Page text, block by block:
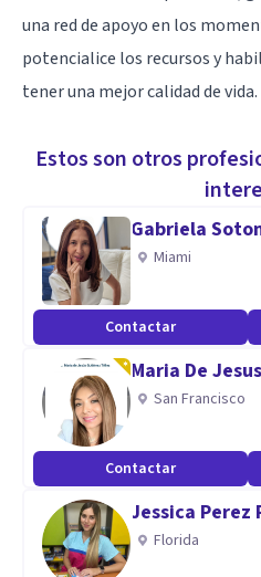
una red de apoyo en los
potencialice los recursos y
tener una mejor calidad de vida.
Estos son otros
Gabriela
Miami
Contactar
Maria De
San Francisco
Contactar
Jessica Perez
Florida